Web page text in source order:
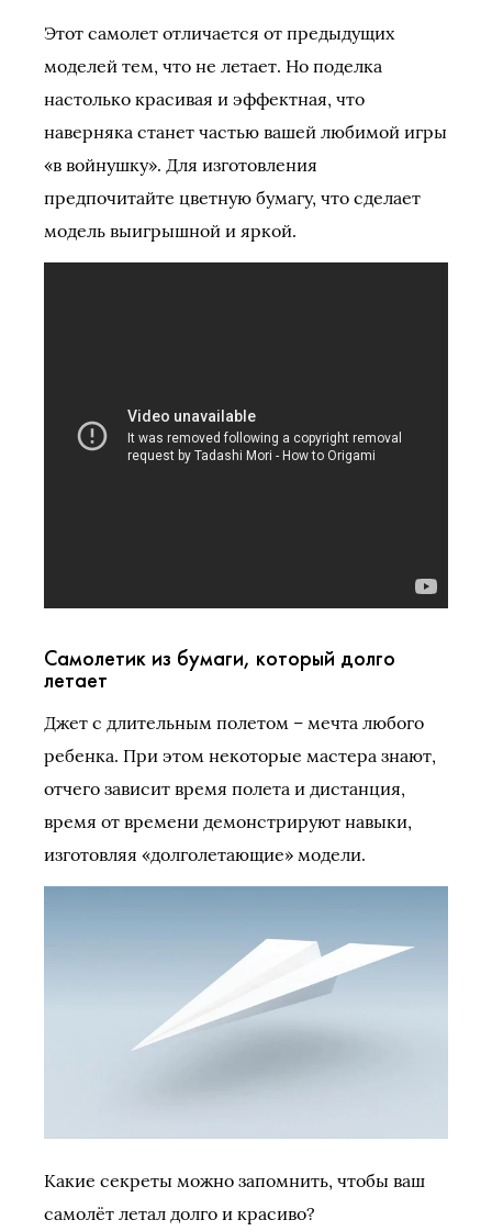
Этот самолет отличается от предыдущих
моделей тем, что не летает. Но поделка
настолько красивая и эффектная, что
наверняка станет частью вашей любимой игры
«в войнушку». Для изготовления
предпочитайте цветную бумагу, что сделает
модель выигрышной и яркой.
Самолетик из бумаги, который долго
летает
Джет с длительным полетом – мечта любого
ребенка. При этом некоторые мастера знают,
отчего зависит время полета и дистанция,
время от времени демонстрируют навыки,
изготовляя «долголетающие» модели.
Какие секреты можно запомнить, чтобы ваш
самолёт летал долго и красиво?